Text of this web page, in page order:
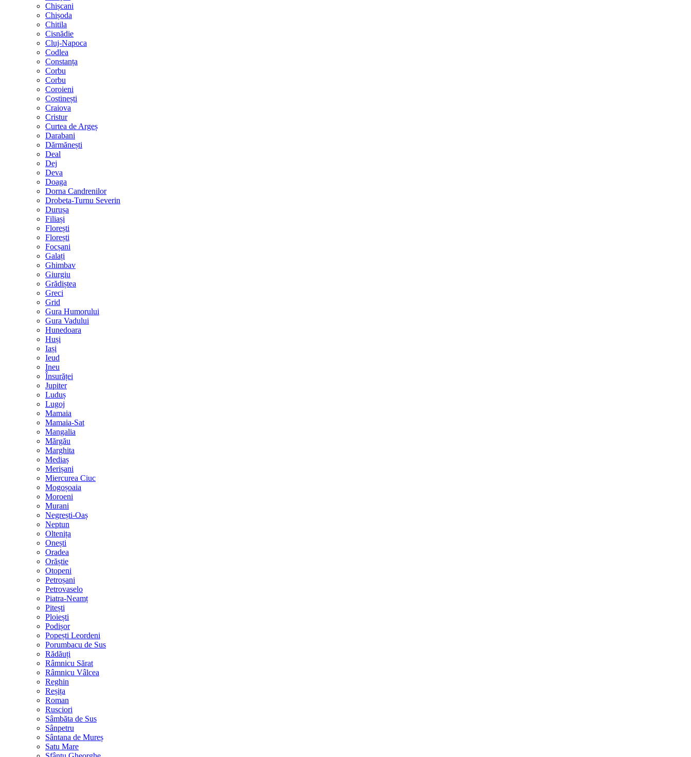
Chișcani
Chișoda
Chitila
Cisnădie
Cluj-Napoca
Codlea
Constanța
Corbu
Corbu
Coroieni
Costinești
Craiova
Cristur
Curtea de Argeș
Darabani
Dărmănești
Deal
Dej
Deva
Doaga
Dorna Candrenilor
Drobeta-Turnu Severin
Durușa
Filiași
Florești
Florești
Focșani
Galați
Ghimbav
Giurgiu
Grădiștea
Greci
Grid
Gura Humorului
Gura Vadului
Hunedoara
Huși
Iași
Ieud
Ineu
Însurăței
Jupiter
Luduș
Lugoj
Mamaia
Mamaia-Sat
Mangalia
Mărgău
Marghita
Mediaș
Merișani
Miercurea Ciuc
Mogoșoaia
Moroeni
Murani
Negrești-Oaș
Neptun
Oltenița
Onești
Oradea
Orăștie
Otopeni
Petroșani
Petrovaselo
Piatra-Neamț
Pitești
Ploiești
Podișor
Popești Leordeni
Porumbacu de Sus
Rădăuți
Râmnicu Sărat
Râmnicu Vâlcea
Reghin
Reșița
Roman
Rusciori
Sâmbăta de Sus
Sânpetru
Sântana de Mureș
Satu Mare